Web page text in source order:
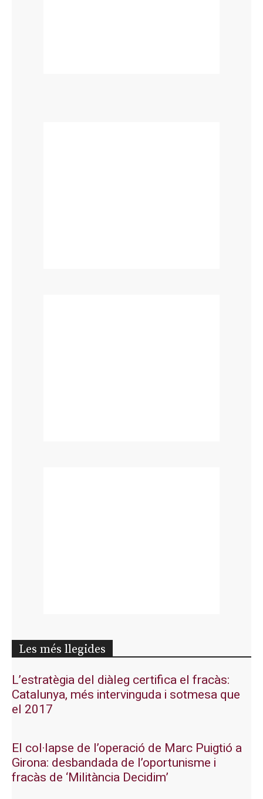
Les més llegides
L’estratègia del diàleg certifica el fracàs:
Catalunya, més intervinguda i sotmesa que
el 2017
El col·lapse de l’operació de Marc Puigtió a
Girona: desbandada de l’oportunisme i
fracàs de ‘Militància Decidim’